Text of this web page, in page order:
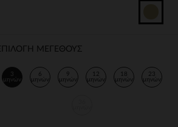
ΜΕΓΕΘΟΥΣ
3
μηνών
6
μηνών
9
μηνών
12
μηνών
18
μηνών
23
μηνών